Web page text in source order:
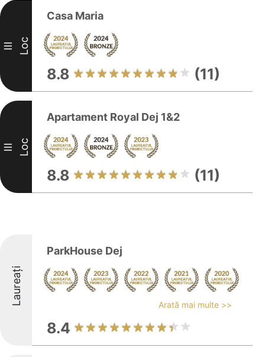
III Loc
Casa Maria
8.8 (11)
III Loc
Apartament Royal Dej 1&2
8.8 (11)
Laureați
ParkHouse Dej
Arată mai multe >>
8.4